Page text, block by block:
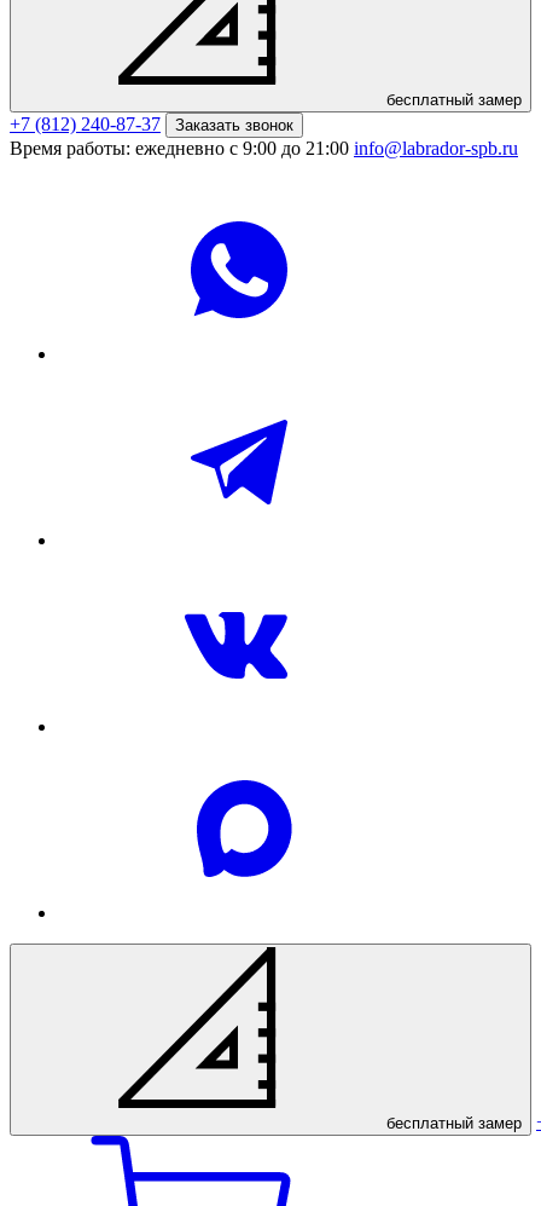
бесплатный замер
+7 (812) 240-87-37 Заказать звонок
Время работы: ежедневно с 9:00 до 21:00 info@labrador-spb.ru
бесплатный замер